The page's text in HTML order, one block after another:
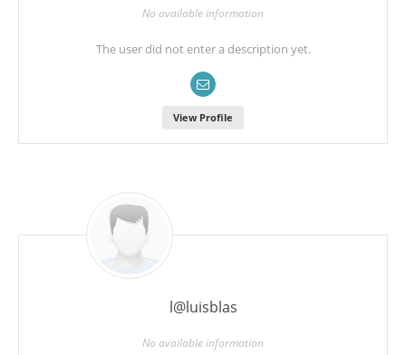
No available information
The user did not enter a description yet.
View Profile
l@luisblas
No available information